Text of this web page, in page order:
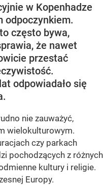
w Kopenhadze
odpoczynkiem.
często bywa,
że nawet
przestać
odpowiadało się
nie zauważyć,
wielokulturowym.
czy parkach
pochodzących z różnych
kultury i religie.
Europy.